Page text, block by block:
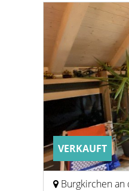
VERKAUFT
Burgkirchen an